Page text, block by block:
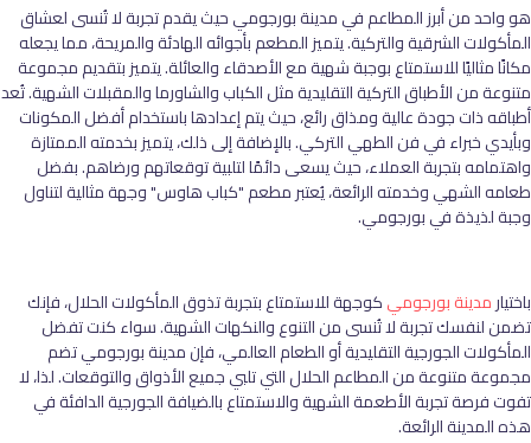
هو واحد من أبرز المطاعم في مدينة بورجومي حيث يقدم تجربة لا تُنسى لعشاق
المأكولات الشرقية والتركية. يتميز المطعم بأجوائه الهادئة والمريحة، مما يجعله
مكانًا مثاليًا للاستمتاع بوجبة شهية مع الأصدقاء والعائلة. يتميز بتقديم مجموعة
متنوعة من الأطباق التركية التقليدية مثل الكباب والشاورما والمقبلات الشهية. تُعد
أطباقه ذات جودة عالية ومذاق رائع، حيث يتم إعدادها باستخدام أفضل المكونات
وبأيدي خبراء في فن الطهي التركي. بالإضافة إلى ذلك، يتميز بخدمته الممتازة
واهتمامه بتجربة العملاء، حيث يسعى دائمًا لتلبية توقعاتهم ورضاهم. بفضل
طعامه الشهي وخدمته الرائعة، يُعتبر مطعم "كباب هاوس" وجهة مثالية لتناول
وجبة لذيذة في بورجومي.
باختيارمدينة بورجوميكوجهة للاستمتاع بتجربة تذوق المأكولات الحلال، فإنك
تضمن لنفسك تجربة لا تُنسى من التنوع والنكهات الشهية. سواء كنت تفضل
المأكولات الجورجية التقليدية أو الطعام العالمي، فإن مدينة بورجومي تضم
مجموعة متنوعة من المطاعم الحلال التي تلبي جميع الأذواق والتوقعات. لذا، لا
تفوت فرصة تجربة الأطعمة الشهية والاستمتاع بالضيافة الجورجية الدافئة في
هذه المدينة الرائعة.